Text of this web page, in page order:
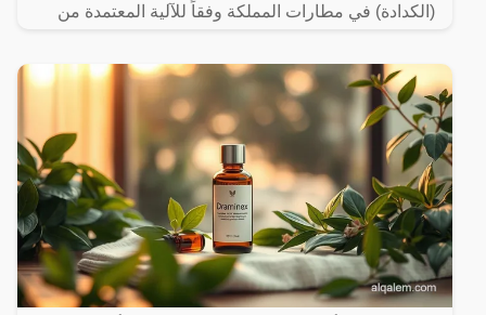
(الكدادة) في مطارات المملكة وفقاً للآلية المعتمدة من